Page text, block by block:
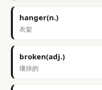
hanger(n.)
衣架
broken(adj.)
壞掉的